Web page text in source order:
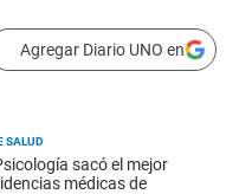
Agregar Diario UNO en
SALUD
sacó el mejor
médicas de